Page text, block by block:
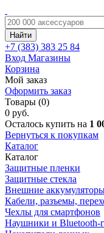
Найти
+7 (383) 383 25 84
Вход Магазины
Корзина
Мой заказ
Оформить заказ
Товары (0)
0 руб.
Осталось купить на 1
Вернуться к покупкам
Каталог
Каталог
Защитные пленки
Защитные стекла
Внешние
Кабели, разъемы,
Чехлы для смартфонов
Наушники и Bluetooth-